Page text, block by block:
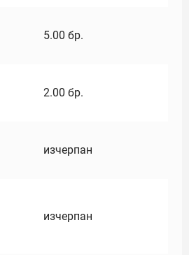
5.00 бр.
2.00 бр.
изчерпан
изчерпан